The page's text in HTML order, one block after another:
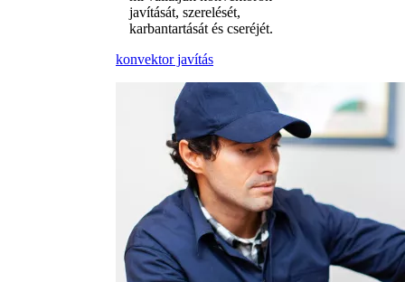
javítását, szerelését,
karbantartását és cseréjét.
konvektor javítás